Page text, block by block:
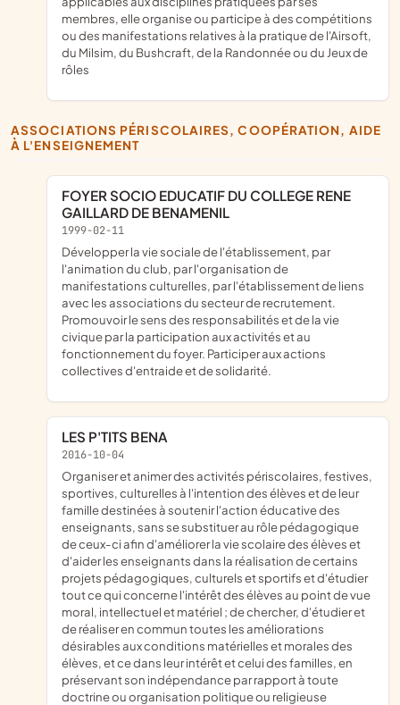
membres, elle organise ou participe à des compétitions
ou des manifestations relatives à la pratique de l'Airsoft,
du Milsim, du Bushcraft, de la Randonnée ou du Jeux de
rôles
ASSOCIATIONS PÉRISCOLAIRES, COOPÉRATION, AIDE
À L'ENSEIGNEMENT
FOYER SOCIO EDUCATIF DU COLLEGE RENE
GAILLARD DE BENAMENIL
1999-02-11
développer la vie sociale de l'établissement, par
l'animation du club, par l'organisation de
manifestations culturelles, par l'établissement de liens
avec les associations du secteur de recrutement.
Promouvoir le sens des responsabilités et de la vie
civique par la participation aux activités et au
fonctionnement du foyer. Participer aux actions
collectives d'entraide et de solidarité.
LES P'TITS BENA
2016-10-04
organiser et animer des activités périscolaires, festives,
sportives, culturelles à l'intention des élèves et de leur
famille destinées à soutenir l'action éducative des
enseignants, sans se substituer au rôle pédagogique
de ceux-ci afin d'améliorer la vie scolaire des élèves et
d'aider les enseignants dans la réalisation de certains
projets pédagogiques, culturels et sportifs et d'étudier
tout ce qui concerne l'intérêt des élèves au point de vue
moral, intellectuel et matériel ; de chercher, d'étudier et
de réaliser en commun toutes les améliorations
désirables aux conditions matérielles et morales des
élèves, et ce dans leur intérêt et celui des familles, en
préservant son indépendance par rapport à toute
doctrine ou organisation politique ou religieuse